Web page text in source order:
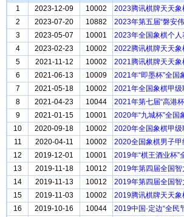
1
2023-12-09 10002
2023腾讯棋牌天天
2
2023-07-20 10882
2023年第五届“磐安
3
2023-05-07 10001
2023年全国象棋个人
4
2023-02-23 10002
2022腾讯棋牌天天
5
2021-11-12 10002
2021腾讯棋牌天天
6
2021-06-13 10009
2021年“即墨杯”全国
7
2021-05-18 10002
2021年全国象棋甲级
8
2021-04-23 10044
2021年第七届“高港
9
2021-01-15 10001
2020年“九城杯”全国
10
2020-09-18 10002
2020年全国象棋甲级
11
2020-04-11 10002
2020全国象棋男子
12
2019-12-01 10001
2019年“棋王酒业杯”
13
2019-11-18 10012
2019年第四届全国
14
2019-11-13 10012
2019年第四届全国
15
2019-11-03 10002
2019腾讯棋牌天天
16
2019-10-16 10044
2019中国·定边“全民